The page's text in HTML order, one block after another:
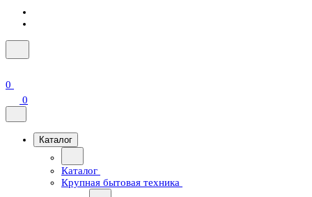
0
0
Каталог
Каталог
Крупная бытовая техника